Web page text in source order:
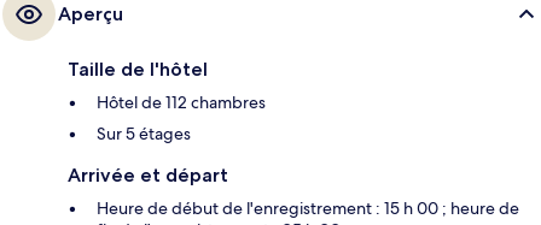
Aperçu
Taille de l'hôtel
Hôtel de 112 chambres
Sur 5 étages
Arrivée et départ
Heure de début de l'enregistrement : 15 h 00 ; heure de